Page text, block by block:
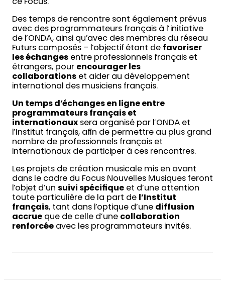
ce Focus.
Des temps de rencontre sont également prévus
avec des programmateurs français à l’initiative
de l’ONDA, ainsi qu’avec des membres du réseau
Futurs composés – l’objectif étant de favoriser
les échanges entre professionnels français et
étrangers, pour encourager les
collaborations et aider au développement
international des musiciens français.
Un temps d’échanges en ligne entre
programmateurs français et
internationaux sera organisé par l’ONDA et
l’Institut français, afin de permettre au plus grand
nombre de professionnels français et
internationaux de participer à ces rencontres.
Les projets de création musicale mis en avant
dans le cadre du Focus Nouvelles Musiques feront
l’objet d’un suivi spécifique et d’une attention
toute particulière de la part de l’Institut
français, tant dans l’optique d’une diffusion
accrue que de celle d’une collaboration
renforcée avec les programmateurs invités.